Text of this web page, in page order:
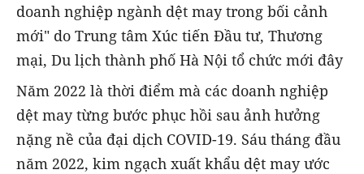
doanh nghiệp ngành dệt may trong bối cảnh
mới" do Trung tâm Xúc tiến Đầu tư, Thương
mại, Du lịch thành phố Hà Nội tổ chức mới đây
Năm 2022 là thời điểm mà các doanh nghiệp
dệt may từng bước phục hồi sau ảnh hưởng
nặng nề của đại dịch COVID-19. Sáu tháng đầu
năm 2022, kim ngạch xuất khẩu dệt may ước